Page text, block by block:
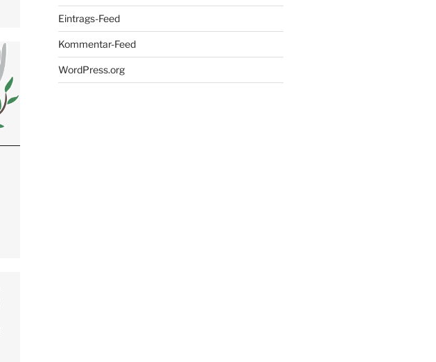
Eintrags-Feed
Kommentar-Feed
WordPress.org